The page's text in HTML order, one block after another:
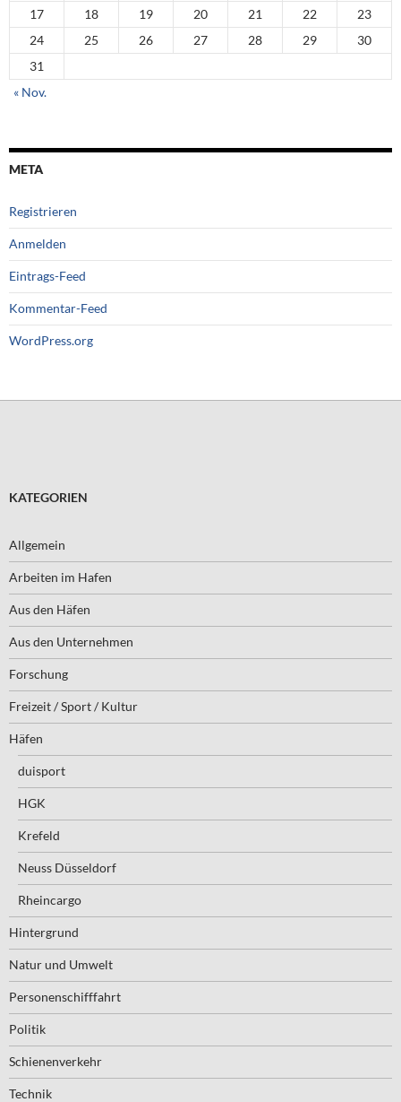
17 18 19 20 21 22
23
24
25 26 27 28 29
30
31
« Nov.
META
Registrieren
Anmelden
Eintrags-Feed
Kommentar-Feed
WordPress.org
KATEGORIEN
Allgemein
Arbeiten im Hafen
Aus den Häfen
Aus den Unternehmen
Forschung
Freizeit / Sport / Kultur
Häfen
duisport
HGK
Krefeld
Neuss Düsseldorf
Rheincargo
Hintergrund
Natur und Umwelt
Personenschifffahrt
Politik
Schienenverkehr
Technik